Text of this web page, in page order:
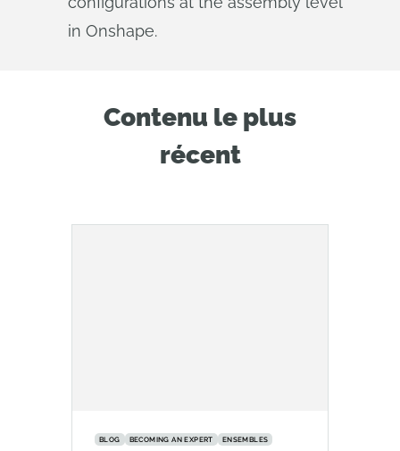
in Onshape.
Contenu le plus
récent
BLOG BECOMING AN EXPERT ENSEMBLES